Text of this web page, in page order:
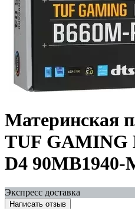
Материнская
TUF GAMING
D4 90MB1940-
Экспресс доставка
Написать отзыв